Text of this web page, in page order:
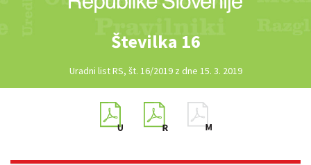
Številka 16
Uradni list RS, št. 16/2019 z dne 15. 3. 2019